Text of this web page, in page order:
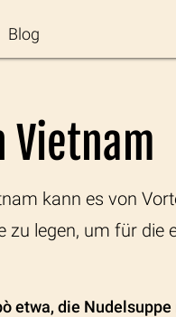
Blog
Vietnam
kann es von
legen, um für die
etwa, die